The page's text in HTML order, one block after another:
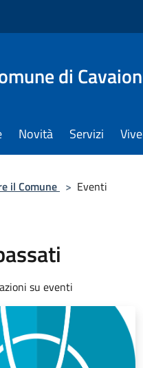
di
Novità Servizi
il Comune > Eventi
su eventi